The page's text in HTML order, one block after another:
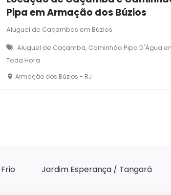
Pipa em Armação dos Búzios
Aluguel de Caçambas em Búzios
Aluguel de Caçamba, Caminhão Pipa D'Água
Toda Hora
Armação dos Búzios - RJ
Jardim Esperança / Tangará